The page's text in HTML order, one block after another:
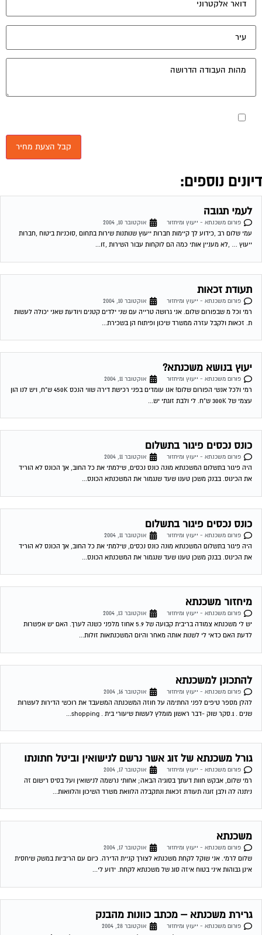
נוספים:
לעמי תגובה
פורום משכנתא - ייעוץ ומיחזור
רמי וכל מ שבפורום שלום. אני גרושה טרייה עם שני ילדים קטנים ויודעת שאני יכולה לעשות
יעוץ בנושא משכנתא?
פורום משכנתא - ייעוץ ומיחזור
אוקטובר 11, 2004
רמי ולכל אנשי הפורום שלום! אנו עומדים בפני רכישת דירה שווי הנכס 450K ש"ח, ויש לנו הון
עצמי של 300K ש"ח. לי ולבת זוגתי יש...
כונס נכסים פיגור בתשלום
פורום משכנתא - ייעוץ ומיחזור
אוקטובר 11, 2004
היה פיגור בתשלום המשכנתא מונה כונס נכסים, שילמתי את כל החוב, אך הכונס לא הוריד
את הכינוס. בבנק משכן טענו שעד שנגמור את המשכנתא הכונס...
כונס נכסים פיגור בתשלום
פורום משכנתא - ייעוץ ומיחזור
אוקטובר 11, 2004
היה פיגור בתשלום המשכנתא מונה כונס נכסים, שילמתי את כל החוב, אך הכונס לא הוריד
את הכינוס. בבנק משכן טענו שעד שנגמור את המשכנתא הכונס...
מיחזור משכנתא
פורום משכנתא - ייעוץ ומיחזור
אוקטובר 13, 2004
יש לי משכנתא צמודה בריבית קבועה של 5.9 אחוז מלפני כשנה לערך. האם יש אפשרות
לדעת האם כדאי לי לשנות אותה מאחר והיום המשכנתאות זולות...
להתכונן למשכנתא
פורום משכנתא - ייעוץ ומיחזור
אוקטובר 16, 2004
להלן מספר טיפים לפני החתימה על חוזה המשכנתה המשעבד את רוכשי הדירות לעשרות
שנים . 1.סקר שוק -דבר ראשון מומלץ לעשות שיעורי בית . shopping...
גורל משכנתא של זוג אשר נרשם לנישואין וביטל חתונתו
פורום משכנתא - ייעוץ ומיחזור
אוקטובר 17, 2004
רמי שלום, אבקש חוות דעתך בסוגיה הבאה; אחותי נרשמה לנישואין ועל בסיס רישום זה
ניתנה לה ולבן זוגה תעודת זכאות ונתקבלה הלוואת משרד השיכון והלוואות...
משכנתא
פורום משכנתא - ייעוץ ומיחזור
אוקטובר 17, 2004
שלום לרמי. אני שוקל לקחת משכנתא לצורך קניית הדירה. כיום עם הריביות במשק שיחסית
אינן גבוהות איני בטוח איזה סוג של משכנתא לקחת. ידוע לי...
גרירת משכנתא – מכתב כוונות מהבנק
פורום משכנתא - ייעוץ ומיחזור
אוקטובר 28, 2004
אנו רוכשים דירה מאדם שיש לו משכנתא על הנכס אותו אנו מעויניים לקנות, (מישכן את הבית
גם לטובת הנכס החדש שאותו מתכוון לקנות). גובה סכום...